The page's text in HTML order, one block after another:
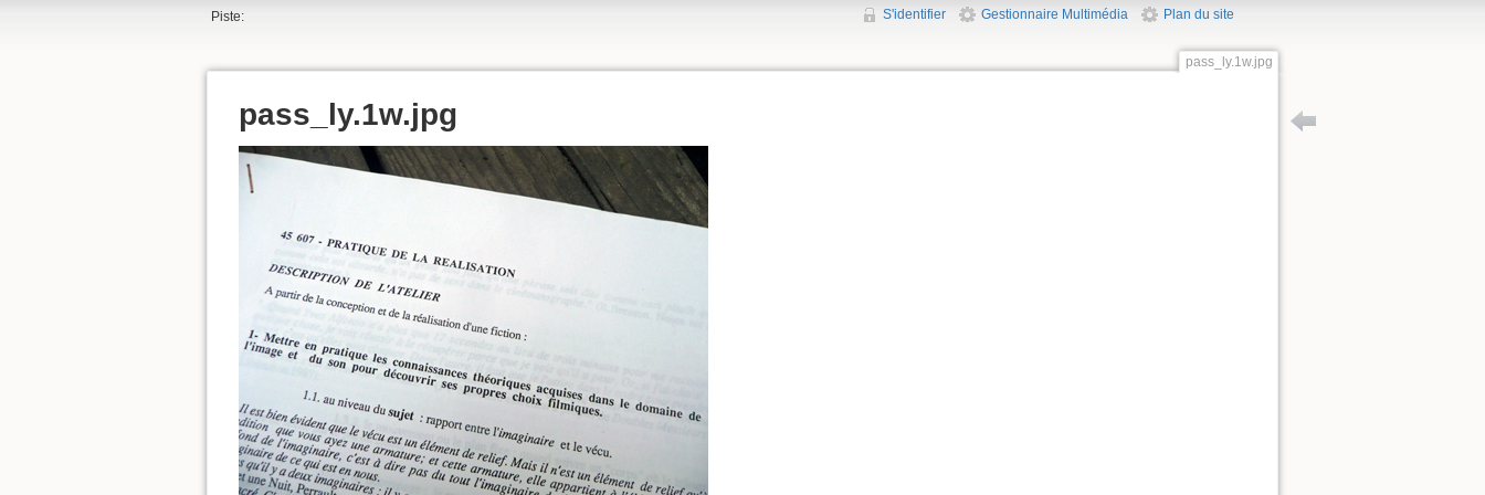
S'identifier Gestionnaire Multimédia Plan du site
Piste:
pass_ly.1w.jpg
pass_ly.1w.jpg